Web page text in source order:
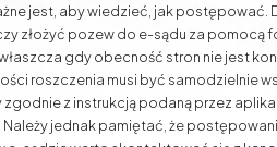
jest, aby wiedzieć, jak
złożyć pozew do e-sądu za pomocą
gdy obecność stron nie jest
roszczenia musi być samodzielnie
z instrukcją podaną przez
jednak pamiętać, że